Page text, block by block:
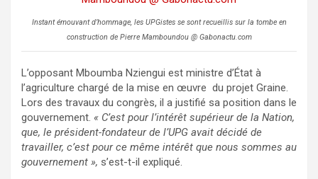
Instant émouvant d’hommage, les UPGistes se sont recueillis sur la tombe en
construction de Pierre Mamboundou @ Gabonactu.com
L’opposant Mboumba Nziengui est ministre d’État à
l’agriculture chargé de la mise en œuvre du projet Graine.
Lors des travaux du congrès, il a justifié sa position dans le
gouvernement. « C’est pour l’intérêt supérieur de la Nation,
que, le président-fondateur de l’UPG avait décidé de
travailler, c’est pour ce même intérêt que nous sommes au
gouvernement », s’est-t-il expliqué.